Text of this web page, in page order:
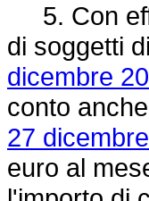
5. Con
di soggetti
dicembre
conto
27
euro al